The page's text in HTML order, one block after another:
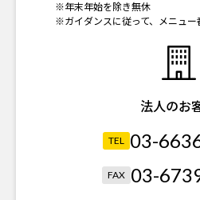
※年末年始を除き無休
※ガイダンスに従って、メニュー
法人のお
TEL 03-
FAX 03-